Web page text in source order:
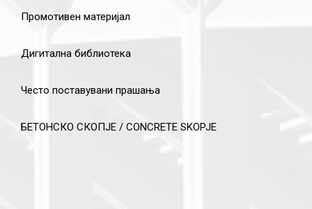
Промотивен материјал
Дигитална библиотека
Често поставувани прашања
БЕТОНСКО СКОПЈЕ / CONCRETE SKOPJE